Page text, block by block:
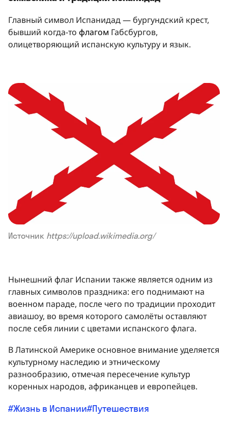
Главный символ Испанидад — бургундский крест,
бывший когда-то флагом Габсбургов,
олицетворяющий испанскую культуру и язык.
Источник https://upload.wikimedia.org/
Нынешний флаг Испании также является одним из
главных символов праздника: его поднимают на
военном параде, после чего по традиции проходит
авиашоу, во время которого самолёты оставляют
после себя линии с цветами испанского флага.
В Латинской Америке основное внимание уделяется
культурному наследию и этническому
разнообразию, отмечая пересечение культур
коренных народов, африканцев и европейцев.
Жизнь в Испании Путешествия